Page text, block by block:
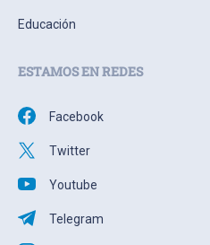
Educación
ESTAMOS EN REDES
Facebook
Twitter
Youtube
Telegram